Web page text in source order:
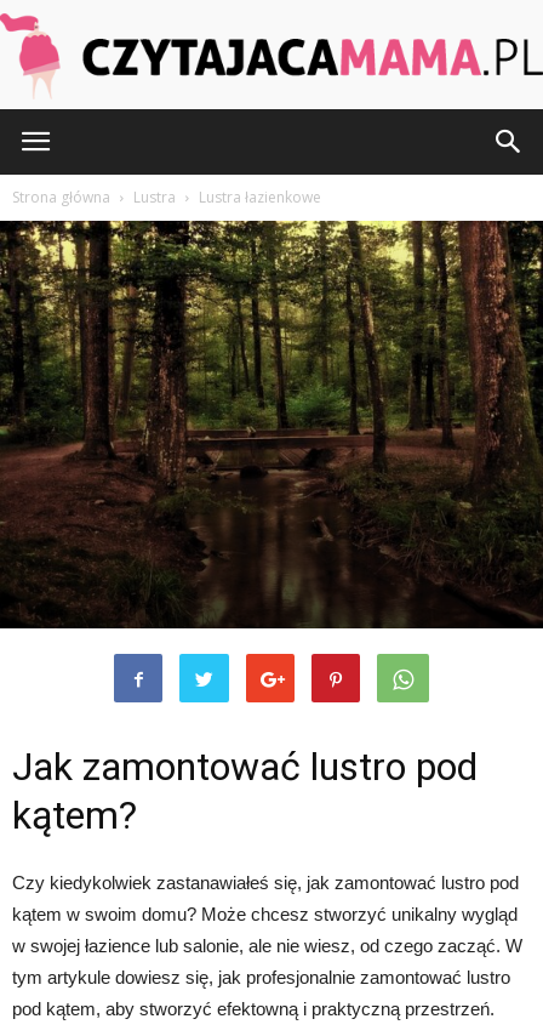
Strona główna Lustra Lustra łazienkowe
Przez Redakcja - 3 sierpnia 2024 472 0
Jak zamontować lustro pod
kątem?
Czy kiedykolwiek zastanawiałeś się, jak zamontować lustro pod
kątem w swoim domu? Może chcesz stworzyć unikalny wygląd
w swojej łazience lub salonie, ale nie wiesz, od czego zacząć. W
tym artykule dowiesz się, jak profesjonalnie zamontować lustro
pod kątem, aby stworzyć efektowną i praktyczną przestrzeń.